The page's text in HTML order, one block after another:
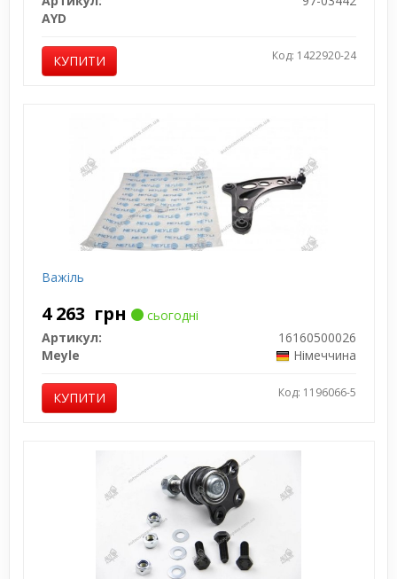
AYD
КУПИТИ Код: 1422920-24
Важіль
4 263 грн
сьогодні
Артикул:
16160500026
Meyle
Німеччина
КУПИТИ Код: 1196066-5